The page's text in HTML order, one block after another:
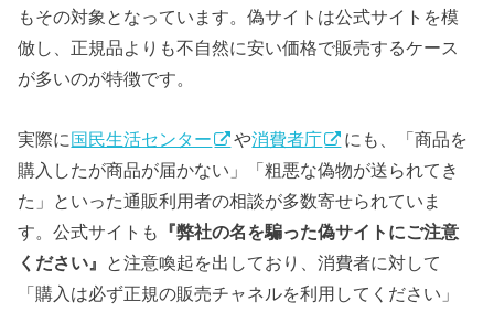
もその対象となっています。偽サイトは公式サイトを模
倣し、正規品よりも不自然に安い価格で販売するケース
が多いのが特徴です。
実際に国民生活センター や消費者庁
にも、「商品を
購入したが商品が届かない」「粗悪な偽物が送られてき
た」といった通販利用者の相談が多数寄せられていま
す。公式サイトも
『弊社の名を騙った偽サイトにご注意
ください』 と注意喚起を出しており、消費者に対して
「購入は必ず正規の販売チャネルを利用してください」